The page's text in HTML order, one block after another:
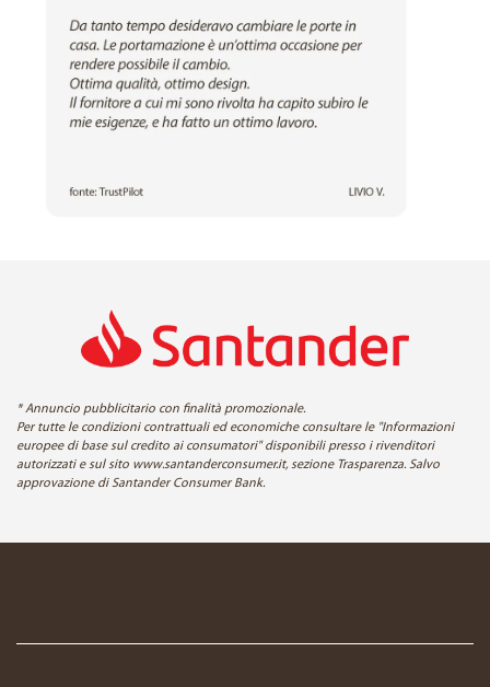
* Annuncio pubblicitario con finalità promozionale.
Per tutte le condizioni contrattuali ed economiche consultare le "Informazioni
europee di base sul credito ai consumatori" disponibili presso i rivenditori
autorizzati e sul sito www.santanderconsumer.it, sezione Trasparenza. Salvo
approvazione di Santander Consumer Bank.